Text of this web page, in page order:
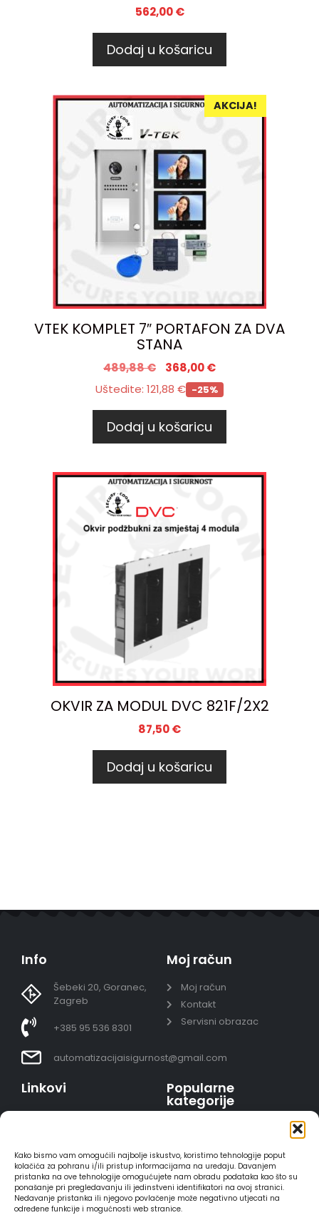
Kako bismo vam omogućili najbolje iskustvo, koristimo tehnologije poput
kolačića za pohranu i/ili pristup informacijama na uređaju. Davanjem
pristanka na ove tehnologije omogućujete nam obradu podataka kao što su
ponašanje pri pregledavanju ili jedinstveni identifikatori na ovoj stranici.
Nedavanje pristanka ili njegovo povlačenje može negativno utjecati na
određene funkcije i mogućnosti web stranice.
562,00€
Dodaj u košaricu
AKCIJA!
VTEK KOMPLET 7″ PORTAFON ZA DVA
STANA
489,88€ 368,00€
Uštedite: 121,88 € -25%
Dodaj u košaricu
OKVIR ZA MODUL DVC 821F/2X2
87,50€
Dodaj u košaricu
Info
Šebeki 20, Goranec,
Zagreb
+385 95 536 8301
automatizacijaisigurnost@gmail.com
Moj račun
Moj račun
Kontakt
Servisni obrazac
Linkovi
Sigurno plaćanje
karticama
Dostava
Načini plaćanja
Raskid ugovora
Popularne
kategorije
Video nadzor - kompleti
AJAX alarmi
HIKVISION portafoni
REOLINK kamere
DVC portafoni